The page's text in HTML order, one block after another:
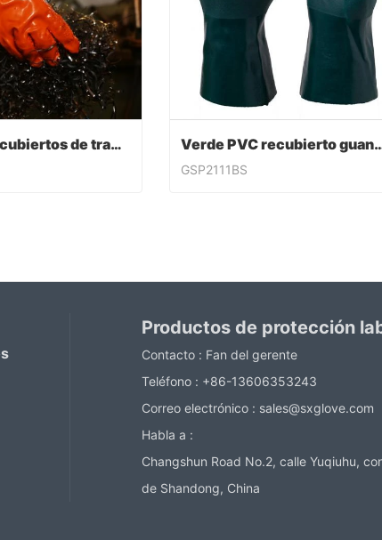
Guantes recubiertos de trabajo de PVC Verde PVC recubierto
GSP2111BS
Productos de protección
Contacto : Fan del gerente
Teléfono : +86-13606353243
Correo electrónico : sales@sxglove.com
Habla a :
Changshun Road No.2, calle Yuqiuhu,
de Shandong, China